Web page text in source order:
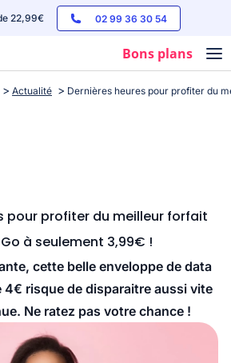
22,99€ 02 99 36 30 54
Bons plans
Actualité Dernières heures pour profiter du
pour profiter du meilleur forfait
à seulement 3,99€ !
cette belle enveloppe de data
4€ risque de disparaitre aussi vite
Ne ratez pas votre chance !